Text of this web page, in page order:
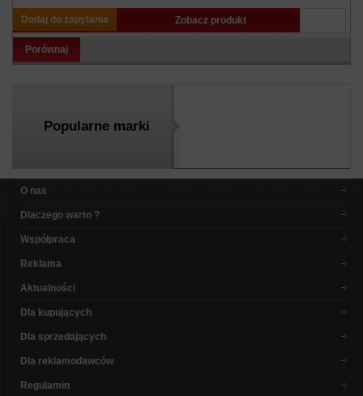
Dodaj do zapytania Zobacz produkt
Porównaj
Popularne marki
O nas
Dlaczego warto ?
Współpraca
Reklama
Aktualności
Dla kupujących
Dla sprzedających
Dla reklamodawców
Regulamin